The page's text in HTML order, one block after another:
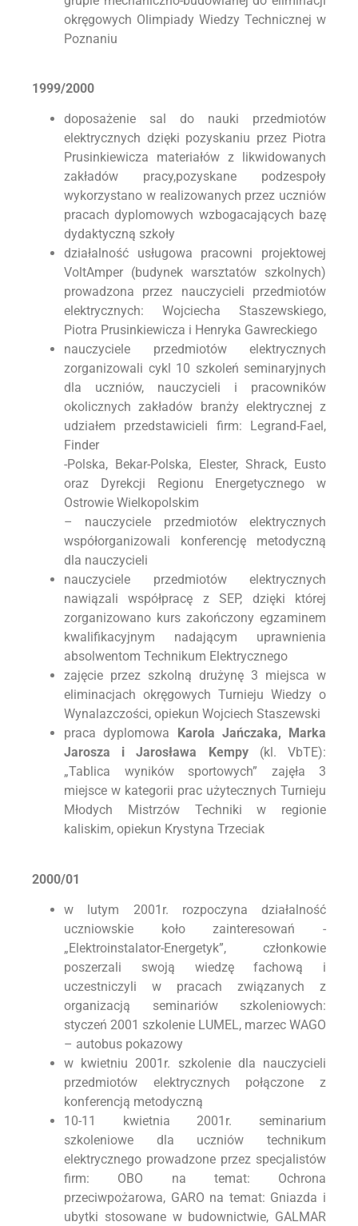
okręgowych Olimpiady Wiedzy Technicznej w
Poznaniu
1999/2000
doposażenie sal do nauki przedmiotów
elektrycznych dzięki pozyskaniu przez Piotra
Prusinkiewicza materiałów z likwidowanych
zakładów pracy,pozyskane podzespoły
wykorzystano w realizowanych przez uczniów
pracach dyplomowych wzbogacających bazę
dydaktyczną szkoły
działalność usługowa pracowni projektowej
VoltAmper (budynek warsztatów szkolnych)
prowadzona przez nauczycieli przedmiotów
elektrycznych: Wojciecha Staszewskiego,
Piotra Prusinkiewicza i Henryka Gawreckiego
nauczyciele przedmiotów elektrycznych
zorganizowali cykl 10 szkoleń seminaryjnych
dla uczniów, nauczycieli i pracowników
okolicznych zakładów branży elektrycznej z
udziałem przedstawicieli firm: Legrand-Fael,
Finder
-Polska, Bekar-Polska, Elester, Shrack, Eusto
oraz Dyrekcji Regionu Energetycznego w
Ostrowie Wielkopolskim
– nauczyciele przedmiotów elektrycznych
współorganizowali konferencję metodyczną
dla nauczycieli
nauczyciele przedmiotów elektrycznych
nawiązali współpracę z SEP, dzięki której
zorganizowano kurs zakończony egzaminem
kwalifikacyjnym nadającym uprawnienia
absolwentom Technikum Elektrycznego
zajęcie przez szkolną drużynę 3 miejsca w
eliminacjach okręgowych Turnieju Wiedzy o
Wynalazczości, opiekun Wojciech Staszewski
praca dyplomowa
Karola Jańczaka, Marka
Jarosza i Jarosława Kempy(kl. VbTE):
„Tablica wyników sportowych” zajęła 3
miejsce w kategorii prac użytecznych Turnieju
Młodych Mistrzów Techniki w regionie
kaliskim, opiekun Krystyna Trzeciak
2000/01
w lutym 2001r. rozpoczyna działalność
uczniowskie koło zainteresowań -
„Elektroinstalator-Energetyk”, członkowie
poszerzali swoją wiedzę fachową i
uczestniczyli w pracach związanych z
organizacją seminariów szkoleniowych:
styczeń 2001 szkolenie LUMEL, marzec WAGO
– autobus pokazowy
w kwietniu 2001r. szkolenie dla nauczycieli
przedmiotów elektrycznych połączone z
konferencją metodyczną
10-11 kwietnia 2001r. seminarium
szkoleniowe dla uczniów technikum
elektrycznego prowadzone przez specjalistów
firm: OBO na temat: Ochrona
przeciwpożarowa, GARO na temat: Gniazda i
ubytki stosowane w budownictwie, GALMAR